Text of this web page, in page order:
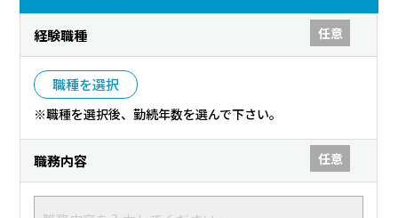
経験職種 任意
職種を選択
※職種を選択後、勤続年数を選んで下さい。
職務内容 任意